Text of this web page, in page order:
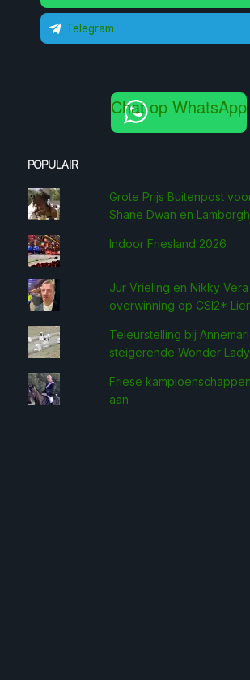
Telegram
Chat op WhatsApp
POPULAIR
Grote Prijs Buitenpost
Shane Dwan en
Indoor Friesland 2026
Jur Vrieling en Nikky
overwinning op CSI2* Lier
Teleurstelling bij
steigerende Wonder Lady
Friese
aan